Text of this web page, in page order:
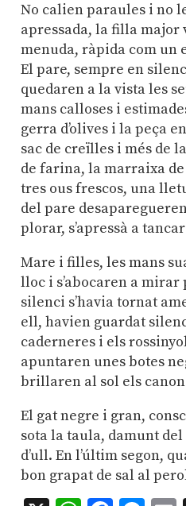
No calien paraules i no
apressada, la filla major
menuda, ràpida com un
El pare, sempre en
quedaren a la vista les
mans calloses i
gerra d’olives i la peça
sac de creïlles i més de
de farina, la marraixa de
tres ous frescos, una
del pare
plorar, s’apressà a
Mare i filles, les mans
lloc i s’abocaren a mirar
silenci s’havia tornat
ell, havien guardat
caderneres i els
apuntaren unes botes
brillaren al sol els
El gat negre i gran,
sota la taula, damunt
d’ull. En l’últim segon,
bon grapat de sal al